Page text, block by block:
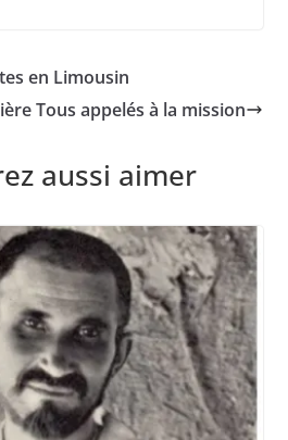
en Limousin
Tous appelés à la mission
aussi aimer